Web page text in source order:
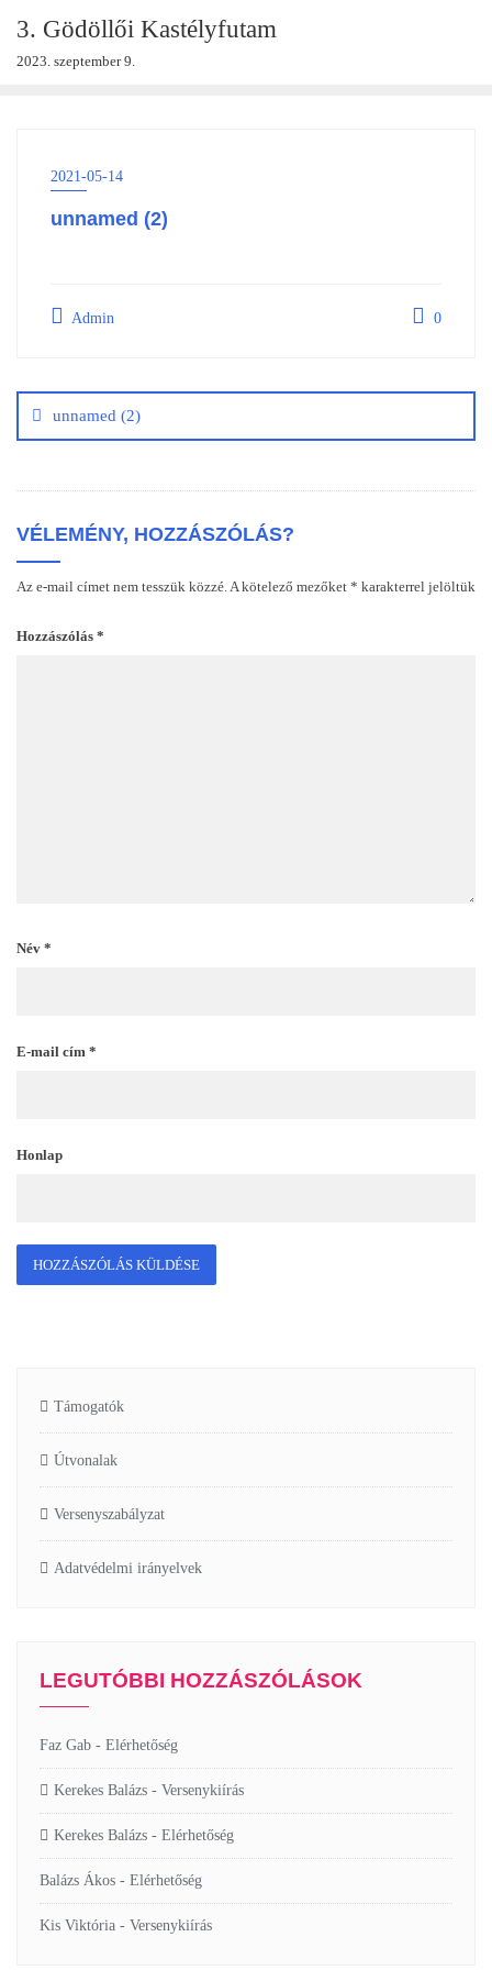
content
3. Gödöllői Kastélyfutam
2023. szeptember 9.
2021-05-14
unnamed (2)
Admin 0
navigáció
unnamed (2)
VÉLEMÉNY, HOZZÁSZÓLÁS?
Az e-mail címet nem tesszük közzé.A kötelező mezőket * karakterrel jelöltük
Hozzászólás *
Név *
E-mail cím *
Honlap
Támogatók
Útvonalak
Versenyszabályzat
Adatvédelmi irányelvek
LEGUTÓBBI HOZZÁSZÓLÁSOK
Faz Gab - Elérhetőség
Kerekes Balázs - Versenykiírás
Kerekes Balázs - Elérhetőség
Balázs Ákos - Elérhetőség
Kis Viktória - Versenykiírás